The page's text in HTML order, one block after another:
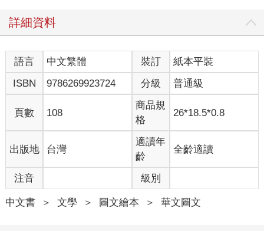
詳細資料
語言 中文繁體 裝訂
紙本平裝
ISBN
9786269923724 分級 普通級
頁數 108
商品規
格
26*18.5*0.8
出版地 台灣
適讀年
齡
全齡適讀
注音 級別
中文書 ＞ 文學 ＞ 圖文繪本 ＞ 華文圖文